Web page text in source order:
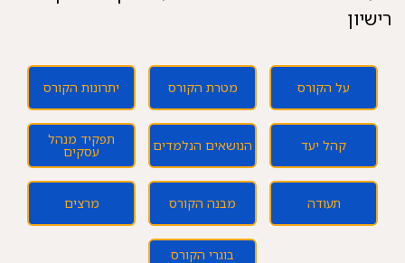
רישיון
על הקורס מטרת הקורס יתרונות הקורס
קהל יעד הנושאים הנלמדים תפקיד מנהל
עסקים
תעודה מבנה הקורס מרצים
בוגרי הקורס